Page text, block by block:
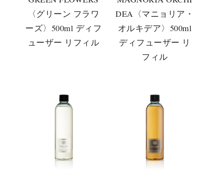
〈グリーン フラワ
ーズ〉500ml ディフ
ューザー リフィル
DEA〈マニョリア・
オルキデア〉500ml
ディフューザー リ
フィル